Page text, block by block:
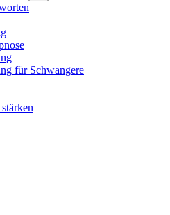
für Schwangere